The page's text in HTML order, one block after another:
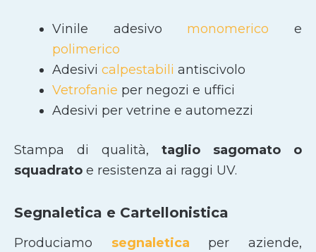
Vinile adesivo monomerico e
polimerico
Adesivi calpestabili antiscivolo
Vetrofanie per negozi e uffici
Adesivi per vetrine e automezzi
Stampa di qualità, taglio sagomato
o
squadrato e resistenza ai raggi UV.
Segnaletica e Cartellonistica
Produciamo segnaletica per aziende,